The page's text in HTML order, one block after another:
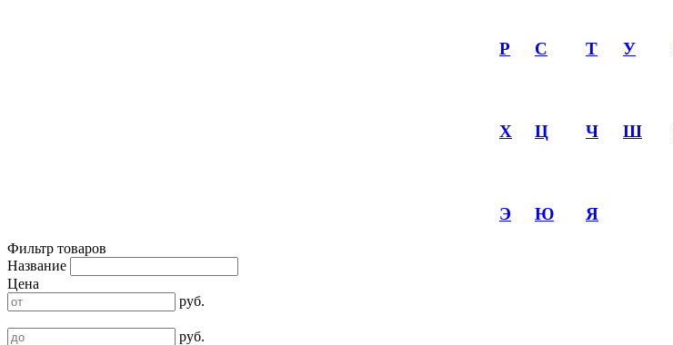
Р С Т У
Х Ц Ч Ш
Э Ю Я
Фильтр товаров
Название
Цена
руб.
руб.